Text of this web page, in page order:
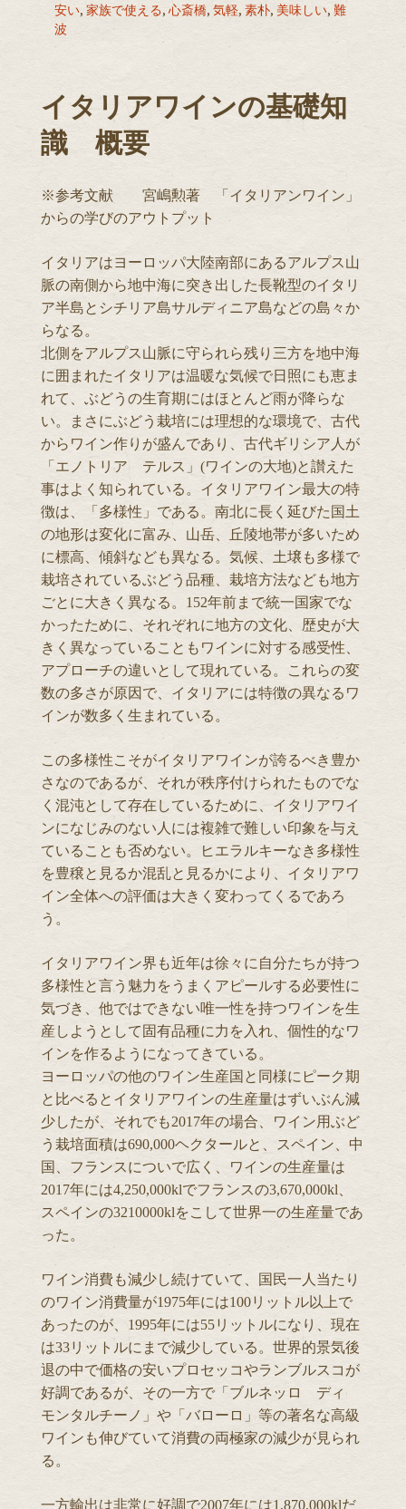
安い, 家族で使える,心斎橋, 気軽, 素朴, 美味しい, 難
波
イタリアワインの基礎知
識 概要
※参考文献 宮嶋勲著 「イタリアンワイン」
からの学びのアウトプット
イタリアはヨーロッパ大陸南部にあるアルプス山
脈の南側から地中海に突き出した長靴型のイタリ
ア半島とシチリア島サルディニア島などの島々か
らなる。
北側をアルプス山脈に守られら残り三方を地中海
に囲まれたイタリアは温暖な気候で日照にも恵ま
れて、ぶどうの生育期にはほとんど雨が降らな
い。まさにぶどう栽培には理想的な環境で、古代
からワイン作りが盛んであり、古代ギリシア人が
「エノトリア テルス」(ワインの大地)と讃えた
事はよく知られている。イタリアワイン最大の特
徴は、「多様性」である。南北に長く延びた国土
の地形は変化に富み、山岳、丘陵地帯が多いため
に標高、傾斜なども異なる。気候、土壌も多様で
栽培されているぶどう品種、栽培方法なども地方
ごとに大きく異なる。152年前まで統一国家でな
かったために、それぞれに地方の文化、歴史が大
きく異なっていることもワインに対する感受性、
アプローチの違いとして現れている。これらの変
数の多さが原因で、イタリアには特徴の異なるワ
インが数多く生まれている。
この多様性こそがイタリアワインが誇るべき豊か
さなのであるが、それが秩序付けられたものでな
く混沌として存在しているために、イタリアワイ
ンになじみのない人には複雑で難しい印象を与え
ていることも否めない。ヒエラルキーなき多様性
を豊穣と見るか混乱と見るかにより、イタリアワ
イン全体への評価は大きく変わってくるであろ
う。
イタリアワイン界も近年は徐々に自分たちが持つ
多様性と言う魅力をうまくアピールする必要性に
気づき、他ではできない唯一性を持つワインを生
産しようとして固有品種に力を入れ、個性的なワ
インを作るようになってきている。
ヨーロッパの他のワイン生産国と同様にピーク期
と比べるとイタリアワインの生産量はずいぶん減
少したが、それでも2017年の場合、ワイン用ぶど
う栽培面積は690,000ヘクタールと、スペイン、中
国、フランスについで広く、ワインの生産量は
2017年には4,250,000klでフランスの3,670,000kl、
スペインの3210000klをこして世界一の生産量であ
った。
ワイン消費も減少し続けていて、国民一人当たり
のワイン消費量が1975年には100リットル以上で
あったのが、1995年には55リットルになり、現在
は33リットルにまで減少している。世界的景気後
退の中で価格の安いプロセッコやランブルスコが
好調であるが、その一方で「ブルネッロ ディ
モンタルチーノ」や「バローロ」等の著名な高級
ワインも伸びていて消費の両極家の減少が見られ
る。
一方輸出は非常に好調で2007年には1,870,000klだ